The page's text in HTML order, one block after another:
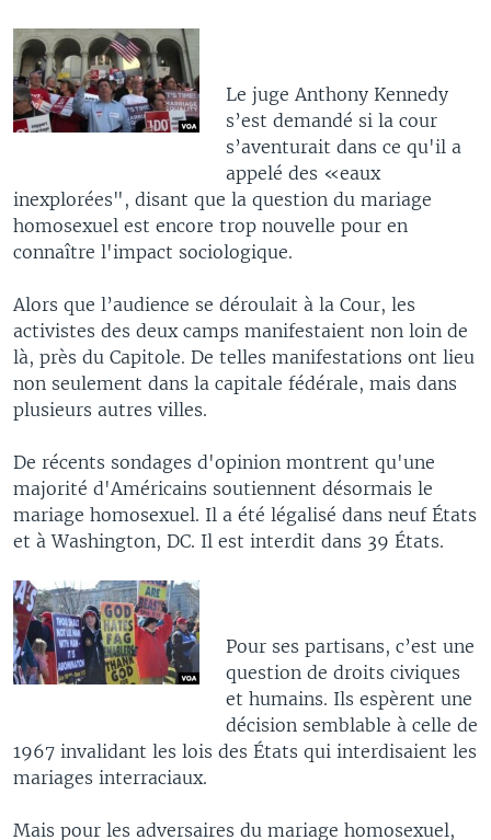
Le juge Anthony Kennedy
s’est demandé si la cour
s’aventurait dans ce qu'il a
appelé des «eaux
inexplorées", disant que la question du mariage
homosexuel est encore trop nouvelle pour en
connaître l'impact sociologique.
Alors que l’audience se déroulait à la Cour, les
activistes des deux camps manifestaient non loin de
là, près du Capitole. De telles manifestations ont lieu
non seulement dans la capitale fédérale, mais dans
plusieurs autres villes.
De récents sondages d'opinion montrent qu'une
majorité d'Américains soutiennent désormais le
mariage homosexuel. Il a été légalisé dans neuf États
et à Washington, DC. Il est interdit dans 39 États.
Pour ses partisans, c’est une
question de droits civiques
et humains. Ils espèrent une
décision semblable à celle de
1967 invalidant les lois des États qui interdisaient les
mariages interraciaux.
Mais pour les adversaires du mariage homosexuel,